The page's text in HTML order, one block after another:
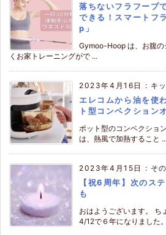
落ちないフラフープ
できる！スマート
p」
Gymoo-Hoop は、お腹の
くお家トレーニングがで ...
2023年4月16日 : キ
エレコムから油を使
ト型コンベクション
ポット型のコンベクショ
は、熱風で加熱すること ...
2023年4月15日 : そ
【祝6周年】次のス
も
おはようございます。 ち
4/12で６年になりました